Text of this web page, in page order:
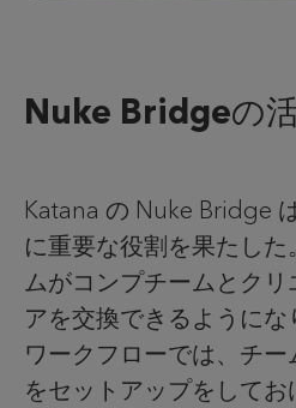
Nuke Bridgeの
Katana の Nuke Bridge
に重要な役割を果たし
ムがコンプチームとク
アを交換できるようにな
ワークフローでは、チー
をセットアップをして